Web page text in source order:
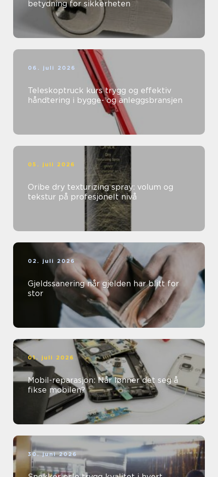
betydning for sikkerheten
06. juli 2026
Teleskoptruck kurs trygg og effektiv
håndtering i bygge- og anleggsbransjen
05. juli 2026
Oribe dry texturizing spray: volum og
tekstur på profesjonelt nivå
02. juli 2026
Gjeldssanering når gjelden har blitt for
stor
01. juli 2026
Mobil-reparasjon: Når lønner det seg å
fikse mobilen?
30. juni 2026